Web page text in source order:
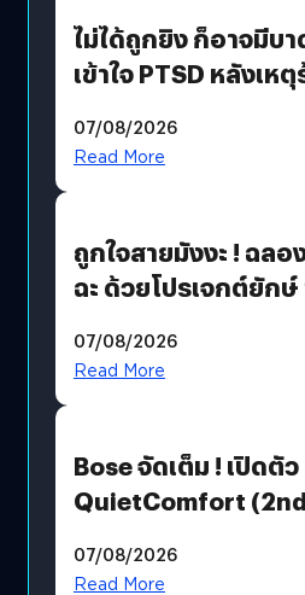
ไม่ได้ถูกยิง ก็อาจมีบ
เข้าใจ PTSD หลังเหตุ
07/08/2026
Read More
ถูกใจสายมังงะ ! ฉลอ
ฉะ ด้วยโปรเจกต์ยักษ์
มีภาษาไทยด้วย
07/08/2026
Read More
Bose จัดเต็ม ! เปิดตัว
QuietComfort
07/08/2026
Read More